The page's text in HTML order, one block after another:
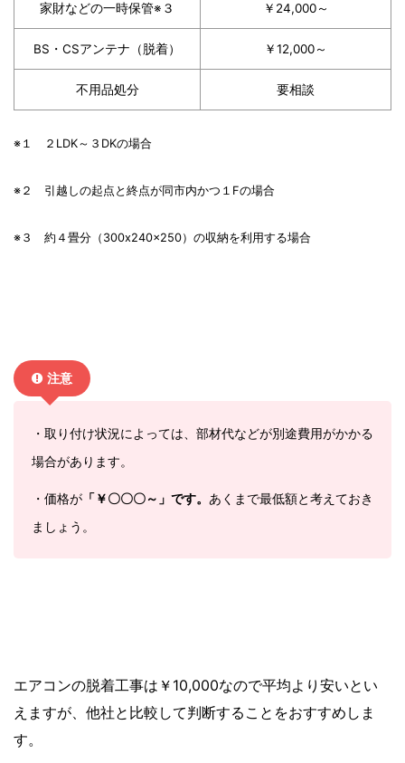
家財などの一時保管※３ ￥24,000～
BS・CSアンテナ（脱着） ￥12,000～
不用品処分 要相談
※１ ２LDK～３DKの場合
※２ 引越しの起点と終点が同市内かつ１Fの場合
※３ 約４畳分（300x240x250）の収納を利用する場合
注意
・取り付け状況によっては、部材代などが別途費用がかかる
場合があります。
・価格が 「￥〇〇〇～」 です。 あくまで最低額と考えておき
ましょう。
エアコンの脱着工事は￥10,000なので平均より安いとい
えますが、他社と比較して判断することをおすすめしま
す。